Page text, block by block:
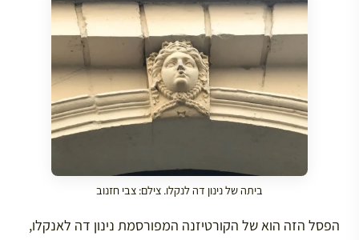
ביתה של נינון דה לנקלו. צילם: צבי חזנוב
הפסל הזה הוא של הקורטיזנה המפורסמת נינון דה לאנקלו,